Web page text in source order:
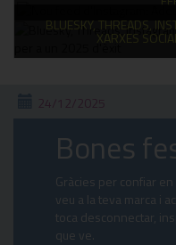
BLUESKY, THREADS,
XARXES
24/12/2025
Bones
Gràcies per confiar
veu a la teva marca i
toca desconnectar,
que ve.